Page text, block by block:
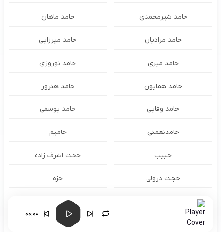
حامد شیرمحمدی حامد ماهان
حامد مرادیان حامد میرزایی
حامد میری حامد نوروزی
حامد همایون حامد هنرور
حامد وفایی حامد یوسفی
حامدنعمتی حامیم
حبیب حجت اشرف زاده
حجت درولی حزه
حسام الدین سراج
حسام الدین موسوی و طهمورث حسام حیدری
00:00